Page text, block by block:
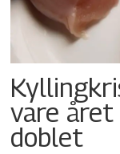
vare
doblet